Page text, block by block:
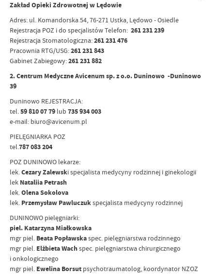
Zakład Opieki Zdrowotnej w Lędowie
Adres: ul. Komandorska 54, 76-271 Ustka, Lędowo - Osiedle
Rejestracja POZ i do specjalistów Telefon: 261 231 239
Rejestracja Stomatologiczna:261 231 476
Pracownia RTG/USG:261 231 843
Gabinet Zabiegowy:261 231 882
2. Centrum Medyczne Avicenum sp. z o.o. Duninowo -Duninowo
39
Duninowo REJESTRACJA:
tel.59 810 07 79 lub 735 934 003
e-mail: biuro@avicenum.pl
PIELĘGNIARKA POZ
tel.787 083 204
POZ DUNINOWO lekarze:
lek.Cezary Zalewski specjalista medycyny rodzinnej i ginekologii
lek Nataliia Petrash
lek.Olena Sokolova
lek. Przemysław Pawluczukspecjalista medycyny rodzinnej
DUNINOWO pielęgniarki:
piel. Katarzyna Miałkowska
mgr piel. Beata Popławskaspec. pielęgniarstwa rodzinnego
mgr piel. Elżbieta Wachspec. pielęgniarstwa chirurgicznego
i onkologicznego
mgr piel. Ewelina Borsut psychotraumatolog, koordynator NZOZ